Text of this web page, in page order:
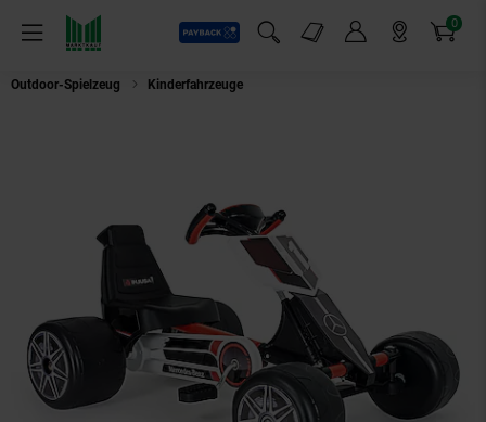
Menü
Payback
Suchfeld einblenden
Markt-Angebote 0
Artikel
Outdoor-Spielzeug Kinderfahrzeuge